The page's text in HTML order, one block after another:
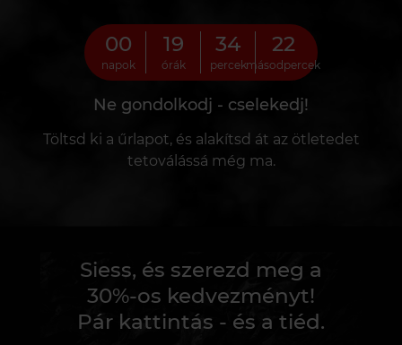
00
napok
19
órák
34
percek
21
másodpercek
Ne gondolkodj - cselekedj!
Töltsd ki a űrlapot, és alakítsd át az ötletedet
tetoválássá még ma.
Siess, és szerezd meg a
30%-os kedvezményt!
Pár kattintás - és a tiéd.